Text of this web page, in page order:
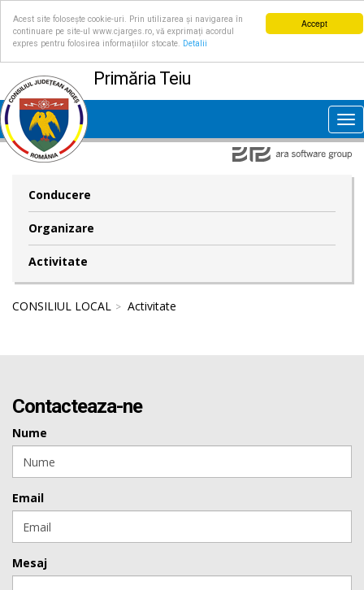
Accept
Acest site folosește cookie-uri. Prin utilizarea și navigarea în
continuare pe site-ul www.cjarges.ro, vă exprimați acordul
expres pentru folosirea informațiilor stocate.
Detalii
Primăria Teiu
Conducere
Organizare
Activitate
CONSILIUL LOCAL Activitate
Contacteaza-ne
Nume
Email
Mesaj